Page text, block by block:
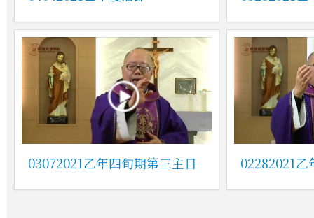
03072021乙年四旬期第三主日 02282021乙